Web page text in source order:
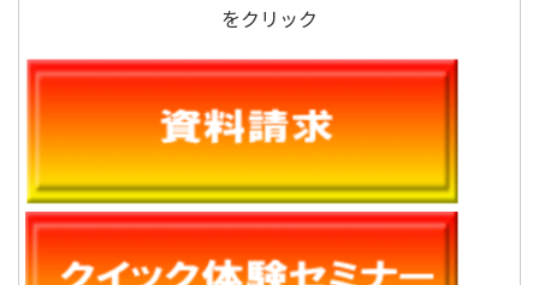
をクリック